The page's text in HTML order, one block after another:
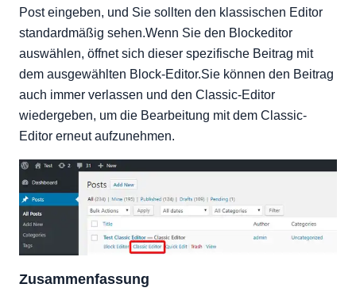
Post eingeben, und Sie sollten den klassischen Editor
standardmäßig sehen.Wenn Sie den Blockeditor
auswählen, öffnet sich dieser spezifische Beitrag mit
dem ausgewählten Block-Editor.Sie können den Beitrag
auch immer verlassen und den Classic-Editor
wiedergeben, um die Bearbeitung mit dem Classic-
Editor erneut aufzunehmen.
Zusammenfassung